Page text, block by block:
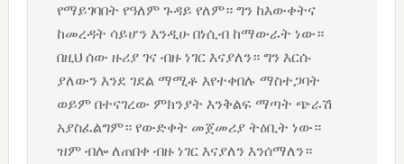
የማይገባበት የዓለም ጉዳይ የለም። ግን ከእውቀትና
ከመረዳት ሳይሆን እንዲሁ በነሲብ ከማውራት ነው።
በዚህ ሰው ዙሪያ ገና ብዙ ነገር እናያለን። ግን እርሱ
ያለውን እንደ ገደል ማሚቶ እየተቀበሉ ማስተጋባት
ወይም በተናገረው ምክንያት እንቅልፍ ማጣት ጭራሽ
አያስፈልግም። የውድቀት መጀመሪያ ትዕቢት ነው።
ዝም ብሎ ለጠበቀ ብዙ ነገር እናያለን እንሰማለን።